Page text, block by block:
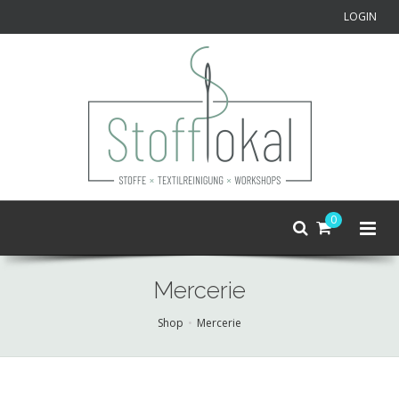
LOGIN
0
Mercerie
Shop Mercerie